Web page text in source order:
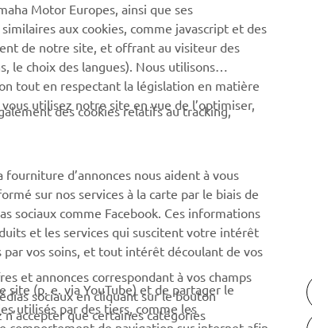
Support de la boutique en
ligne
Catalogue pièces
détachées
Gestion des déchets de
batteries
Découvrez en
spéciaux, les
Motor Europes, ainsi que ses
aux cookies, comme javascript et des
de notre site, et offrant au visiteur des
le choix des langues). Nous utilisons
tout en respectant la législation en matière
utilisez notre site en vue de l’optimiser,
des cookies relatifs au tracking,
d’annonces nous aident à vous
sur nos services à la carte par le biais de
sociaux comme Facebook. Ces informations
et les services qui suscitent votre intérêt
vos soins, et tout intérêt découlant de vos
site (p. e. via YouTube) et de partager le
utilisés par des tiers, comme les
et annonces correspondant à vos champs
sociaux en cliquant sur le bouton
n’accepter que certaines catégories